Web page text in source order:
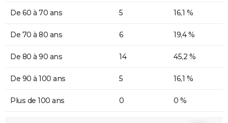
De 60 à 70 ans 5 16,1 %
De 70 à 80 ans 6 19,4 %
De 80 à 90 ans 14 45,2 %
De 90 à 100 ans 5 16,1 %
Plus de 100 ans 0 0 %